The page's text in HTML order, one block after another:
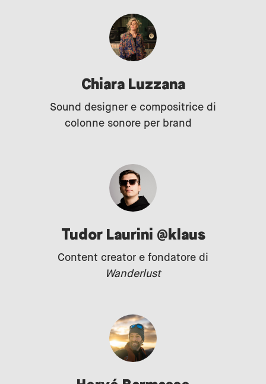
Chiara Luzzana
Sound designer e compositrice di
colonne sonore per brand
Tudor Laurini @klaus
Content creator e fondatore di
Wanderlust